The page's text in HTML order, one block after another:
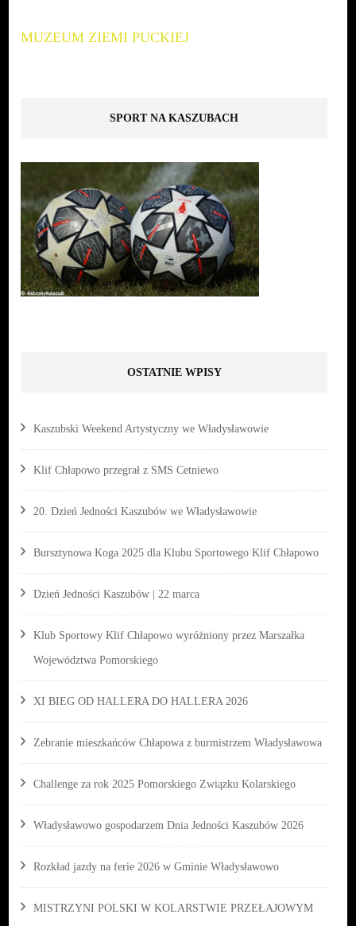
MUZEUM ZIEMI PUCKIEJ
SPORT NA KASZUBACH
OSTATNIE WPISY
Kaszubski Weekend Artystyczny we Władysławowie
Klif Chłapowo przegrał z SMS Cetniewo
20. Dzień Jedności Kaszubów we Władysławowie
Bursztynowa Koga 2025 dla Klubu Sportowego Klif Chłapowo
Dzień Jedności Kaszubów | 22 marca
Klub Sportowy Klif Chłapowo wyróżniony przez Marszałka
Województwa Pomorskiego
XI BIEG OD HALLERA DO HALLERA 2026
Zebranie mieszkańców Chłapowa z burmistrzem Władysławowa
Challenge za rok 2025 Pomorskiego Związku Kolarskiego
Władysławowo gospodarzem Dnia Jedności Kaszubów 2026
Rozkład jazdy na ferie 2026 w Gminie Władysławowo
MISTRZYNI POLSKI W KOLARSTWIE PRZEŁAJOWYM